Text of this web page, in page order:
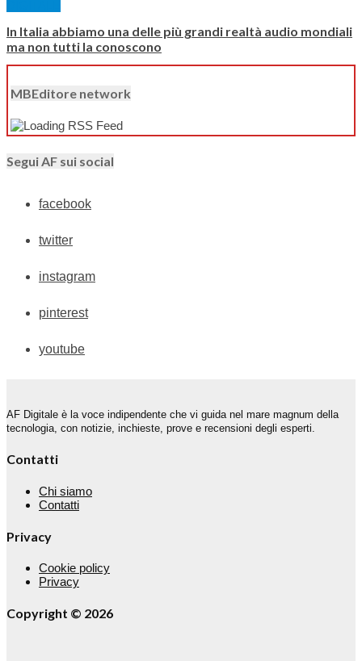
In Italia abbiamo una delle più grandi realtà audio mondiali
ma non tutti la conoscono
MBEditore network
Segui AF sui social
facebook
twitter
instagram
pinterest
youtube
AF Digitale è la voce indipendente che vi guida nel mare magnum della
tecnologia, con notizie, inchieste, prove e recensioni degli esperti.
Contatti
Chi siamo
Contatti
Privacy
Cookie policy
Privacy
Copyright © 2026